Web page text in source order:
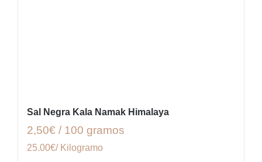
Sal Negra Kala Namak Himalaya
2,50€ / 100 gramos
25.00€/ Kilogramo